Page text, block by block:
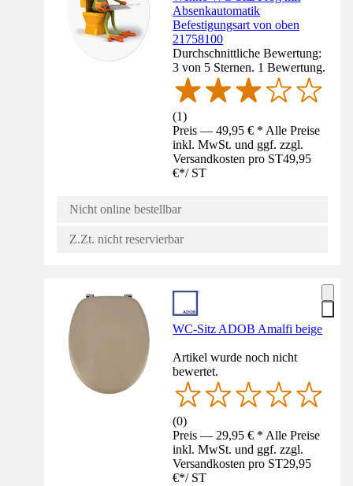
Absenkautomatik
Befestigungsart von oben
21758100
Durchschnittliche Bewertung:
3 von 5 Sternen. 1 Bewertung.
(1)
Preis — 49,95 € * Alle Preise
inkl. MwSt. und ggf. zzgl.
Versandkosten pro ST49,95
€*/ ST
Nicht online bestellbar
Z.Zt. nicht reservierbar
WC-Sitz ADOB Amalfi beige
Artikel wurde noch nicht
bewertet.
(0)
Preis — 29,95 € * Alle Preise
inkl. MwSt. und ggf. zzgl.
Versandkosten pro ST29,95
€*/ ST